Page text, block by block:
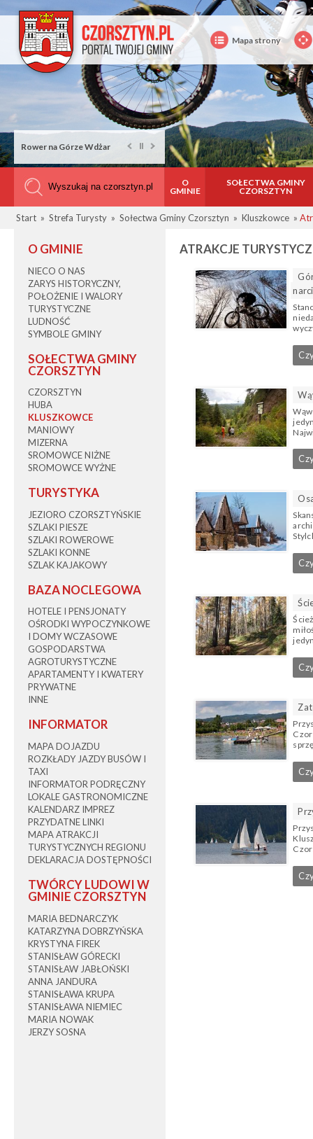
Mapa strony
Rower na Górze Wdżar
O
GMINIE
SOŁECTWA GMINY
CZORSZTYN
Start » Strefa Turysty » Sołectwa Gminy Czorsztyn » Kluszkowce »
O GMINIE
NIECO O NAS
ZARYS HISTORYCZNY,
POŁOŻENIE I WALORY
TURYSTYCZNE
LUDNOŚĆ
SYMBOLE GMINY
SOŁECTWA GMINY
CZORSZTYN
CZORSZTYN
HUBA
KLUSZKOWCE
MANIOWY
MIZERNA
SROMOWCE NIŻNE
SROMOWCE WYŻNE
TURYSTYKA
JEZIORO CZORSZTYŃSKIE
SZLAKI PIESZE
SZLAKI ROWEROWE
SZLAKI KONNE
SZLAK KAJAKOWY
BAZA NOCLEGOWA
HOTELE I PENSJONATY
OŚRODKI WYPOCZYNKOWE
I DOMY WCZASOWE
GOSPODARSTWA
AGROTURYSTYCZNE
APARTAMENTY I KWATERY
PRYWATNE
INNE
INFORMATOR
MAPA DOJAZDU
ROZKŁADY JAZDY BUSÓW I
TAXI
INFORMATOR PODRĘCZNY
LOKALE GASTRONOMICZNE
KALENDARZ IMPREZ
PRZYDATNE LINKI
MAPA ATRAKCJI
TURYSTYCZNYCH REGIONU
DEKLARACJA DOSTĘPNOŚCI
TWÓRCY LUDOWI W
GMINIE CZORSZTYN
MARIA BEDNARCZYK
KATARZYNA DOBRZYŃSKA
KRYSTYNA FIREK
STANISŁAW GÓRECKI
STANISŁAW JABŁOŃSKI
ANNA JANDURA
STANISŁAWA KRUPA
STANISŁAWA NIEMIEC
MARIA NOWAK
JERZY SOSNA
ATRAKCJE